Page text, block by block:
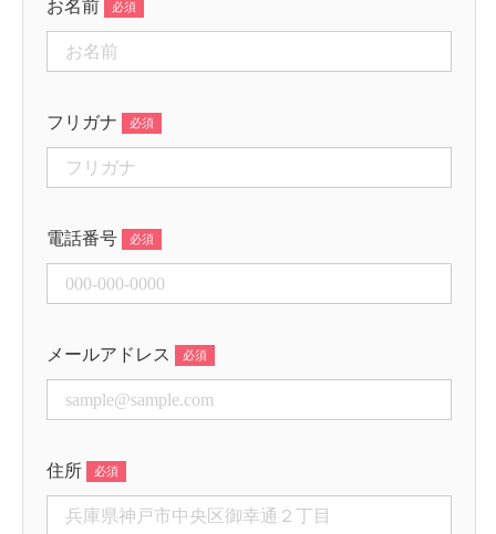
お名前
フリガナ
電話番号
メールアドレス
住所